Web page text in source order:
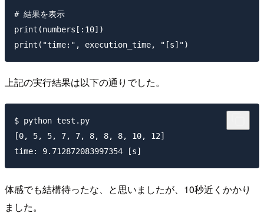
# 結果を表示
print(numbers[:10])
上記の実行結果は以下の通りでした。
$ python test.py
[0, 5, 5, 7, 7, 8, 8, 8, 10, 12]
体感でも結構待ったな、と思いましたが、10秒近くかかり
ました。